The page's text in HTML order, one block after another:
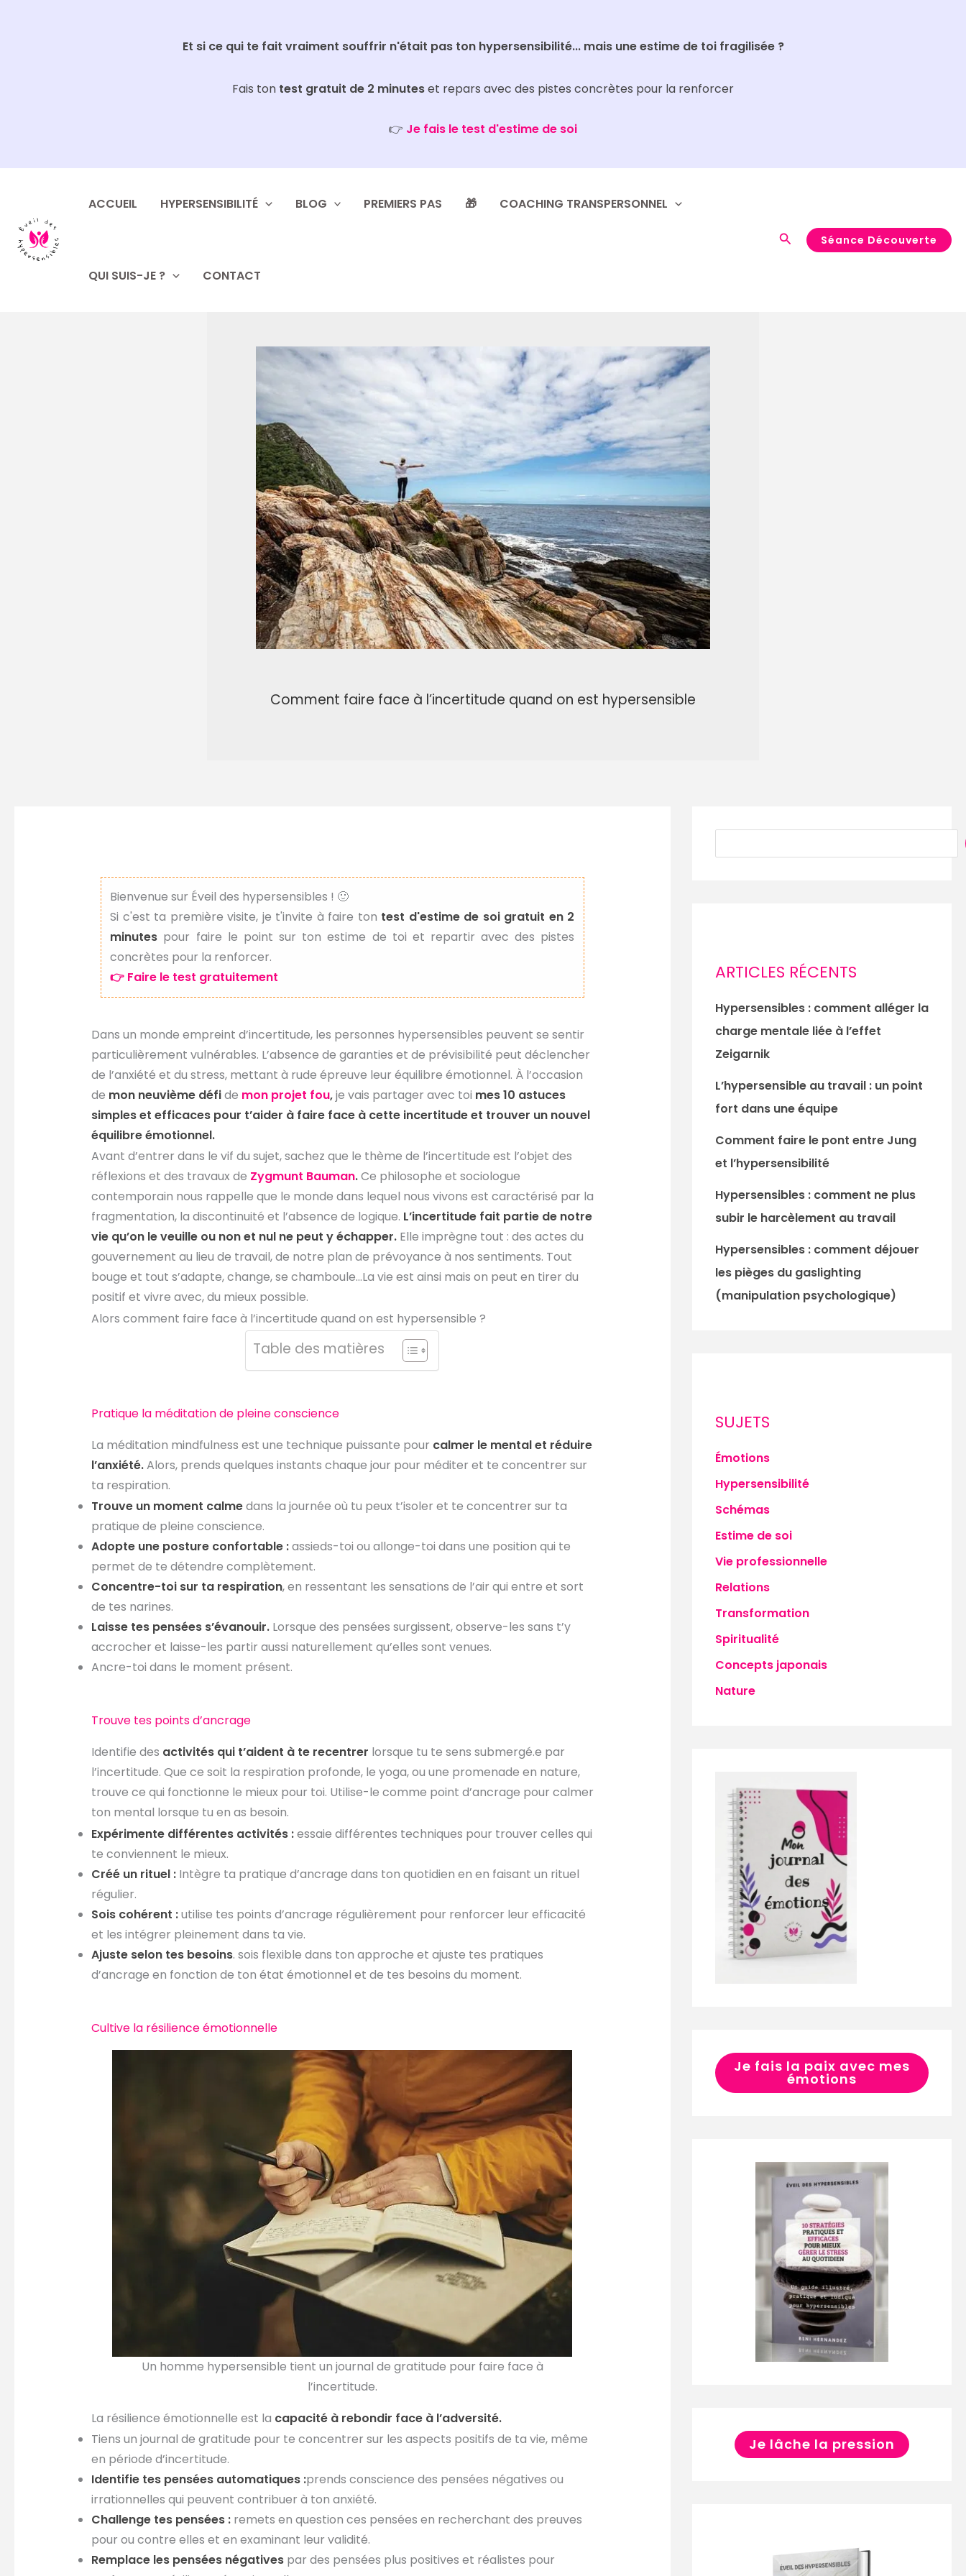
Et si ce qui te fait vraiment souffrir n'était pas ton hypersensibilité... mais une estime de toi fragilisée ?
Fais ton test gratuit de 2 minuteset repars avec des pistes concrètes pour la renforcer
👉 Je fais le test d'estime de soi
ACCUEIL HYPERSENSIBILITÉ BLOG PREMIERS PAS 🎁 COACHING TRANSPERSONNEL
QUI SUIS-JE ? CONTACT
RechercherSéance Découverte
Comment faire face à l’incertitude quand on est hypersensible
Bienvenue sur Éveil des hypersensibles ! 🙂
Si c'est ta première visite, je t'invite à faire ton test d'estime de soi gratuit en 2
minutes pour faire le point sur ton estime de toi et repartir avec des pistes
concrètes pour la renforcer.
👉 Faire le test gratuitement
Dans un monde empreint d’incertitude, les personnes hypersensibles peuvent se sentir
particulièrement vulnérables. L’absence de garanties et de prévisibilité peut déclencher
de l’anxiété et du stress, mettant à rude épreuve leur équilibre émotionnel. À l’occasion
de mon neuvième défide mon projet fou,je vais partager avec toi mes 10 astuces
simples et efficaces pour t’aider à faire face à cette incertitude et trouver un nouvel
équilibre émotionnel.
Avant d’entrer dans le vif du sujet, sachez que le thème de l’incertitude est l’objet des
réflexions et des travaux de Zygmunt Bauman.Ce philosophe et sociologue
contemporain nous rappelle que le monde dans lequel nous vivons est caractérisé par la
fragmentation, la discontinuité et l’absence de logique. L’incertitude fait partie de notre
vie qu’on le veuille ou non et nul ne peut y échapper.Elle imprègne tout : des actes du
gouvernement au lieu de travail, de notre plan de prévoyance à nos sentiments. Tout
bouge et tout s’adapte, change, se chamboule…La vie est ainsi mais on peut en tirer du
positif et vivre avec, du mieux possible.
Alors comment faire face à l’incertitude quand on est hypersensible ?
Table des matières
Pratique la méditation de pleine conscience
La méditation mindfulness est une technique puissante pour calmer le mental et réduire
l’anxiété.Alors, prends quelques instants chaque jour pour méditer et te concentrer sur
ta respiration.
Trouve un moment calmedans la journée où tu peux t’isoler et te concentrer sur ta
pratique de pleine conscience.
Adopte une posture confortable :assieds-toi ou allonge-toi dans une position qui te
permet de te détendre complètement.
Concentre-toi sur ta respiration, en ressentant les sensations de l’air qui entre et sort
de tes narines.
Laisse tes pensées s’évanouir.Lorsque des pensées surgissent, observe-les sans t’y
accrocher et laisse-les partir aussi naturellement qu’elles sont venues.
Ancre-toi dans le moment présent.
Trouve tes points d’ancrage
Identifie des activités qui t’aident à te recentrer lorsque tu te sens submergé.e par
l’incertitude. Que ce soit la respiration profonde, le yoga, ou une promenade en nature,
trouve ce qui fonctionne le mieux pour toi. Utilise-le comme point d’ancrage pour calmer
ton mental lorsque tu en as besoin.
Expérimente différentes activités :essaie différentes techniques pour trouver celles qui
te conviennent le mieux.
Créé un rituel :Intègre ta pratique d’ancrage dans ton quotidien en en faisant un rituel
régulier.
Sois cohérent :utilise tes points d’ancrage régulièrement pour renforcer leur efficacité
et les intégrer pleinement dans ta vie.
Ajuste selon tes besoins. sois flexible dans ton approche et ajuste tes pratiques
d’ancrage en fonction de ton état émotionnel et de tes besoins du moment.
Cultive la résilience émotionnelle
Un homme hypersensible tient un journal de gratitude pour faire face à
l’incertitude.
La résilience émotionnelle est la capacité à rebondir face à l’adversité.
Tiens un journal de gratitude pour te concentrer sur les aspects positifs de ta vie, même
en période d’incertitude.
Identifie tes pensées automatiques :prends conscience des pensées négatives ou
irrationnelles qui peuvent contribuer à ton anxiété.
Challenge tes pensées :remets en question ces pensées en recherchant des preuves
pour ou contre elles et en examinant leur validité.
Remplace les pensées négatives par des pensées plus positives et réalistes pour
ARTICLES RÉCENTS
Hypersensibles : comment alléger la
charge mentale liée à l’effet
Zeigarnik
L’hypersensible au travail : un point
fort dans une équipe
Comment faire le pont entre Jung
et l’hypersensibilité
Hypersensibles : comment ne plus
subir le harcèlement au travail
Hypersensibles : comment déjouer
les pièges du gaslighting
(manipulation psychologique)
SUJETS
Émotions
Hypersensibilité
Schémas
Estime de soi
Vie professionnelle
Relations
Transformation
Spiritualité
Concepts japonais
Nature
Je fais la paix avec mes
émotions
Je lâche la pression